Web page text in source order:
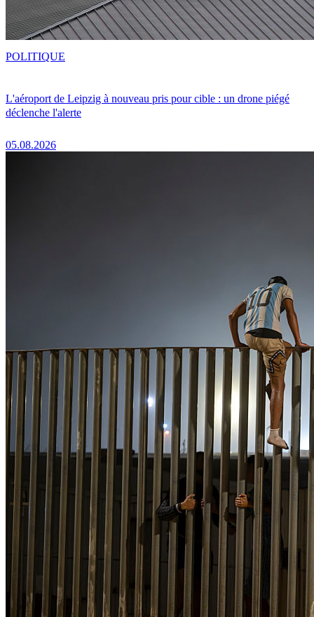
L'aéroport de Leipzig à nouveau pris pour cible : un drone piégé
déclenche l'alerte
05.08.2026
POLITIQUE